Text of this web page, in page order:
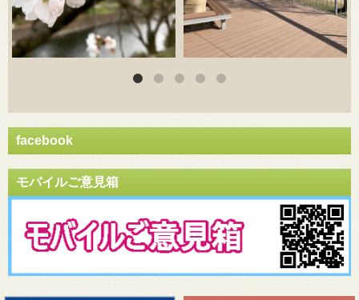
facebook
モバイルご意見箱